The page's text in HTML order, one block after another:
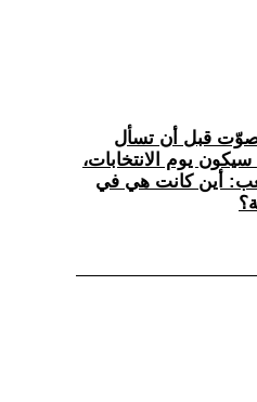
يصوّت قبل أن تسأل
يوم الانتخابات،
أين كانت هي في